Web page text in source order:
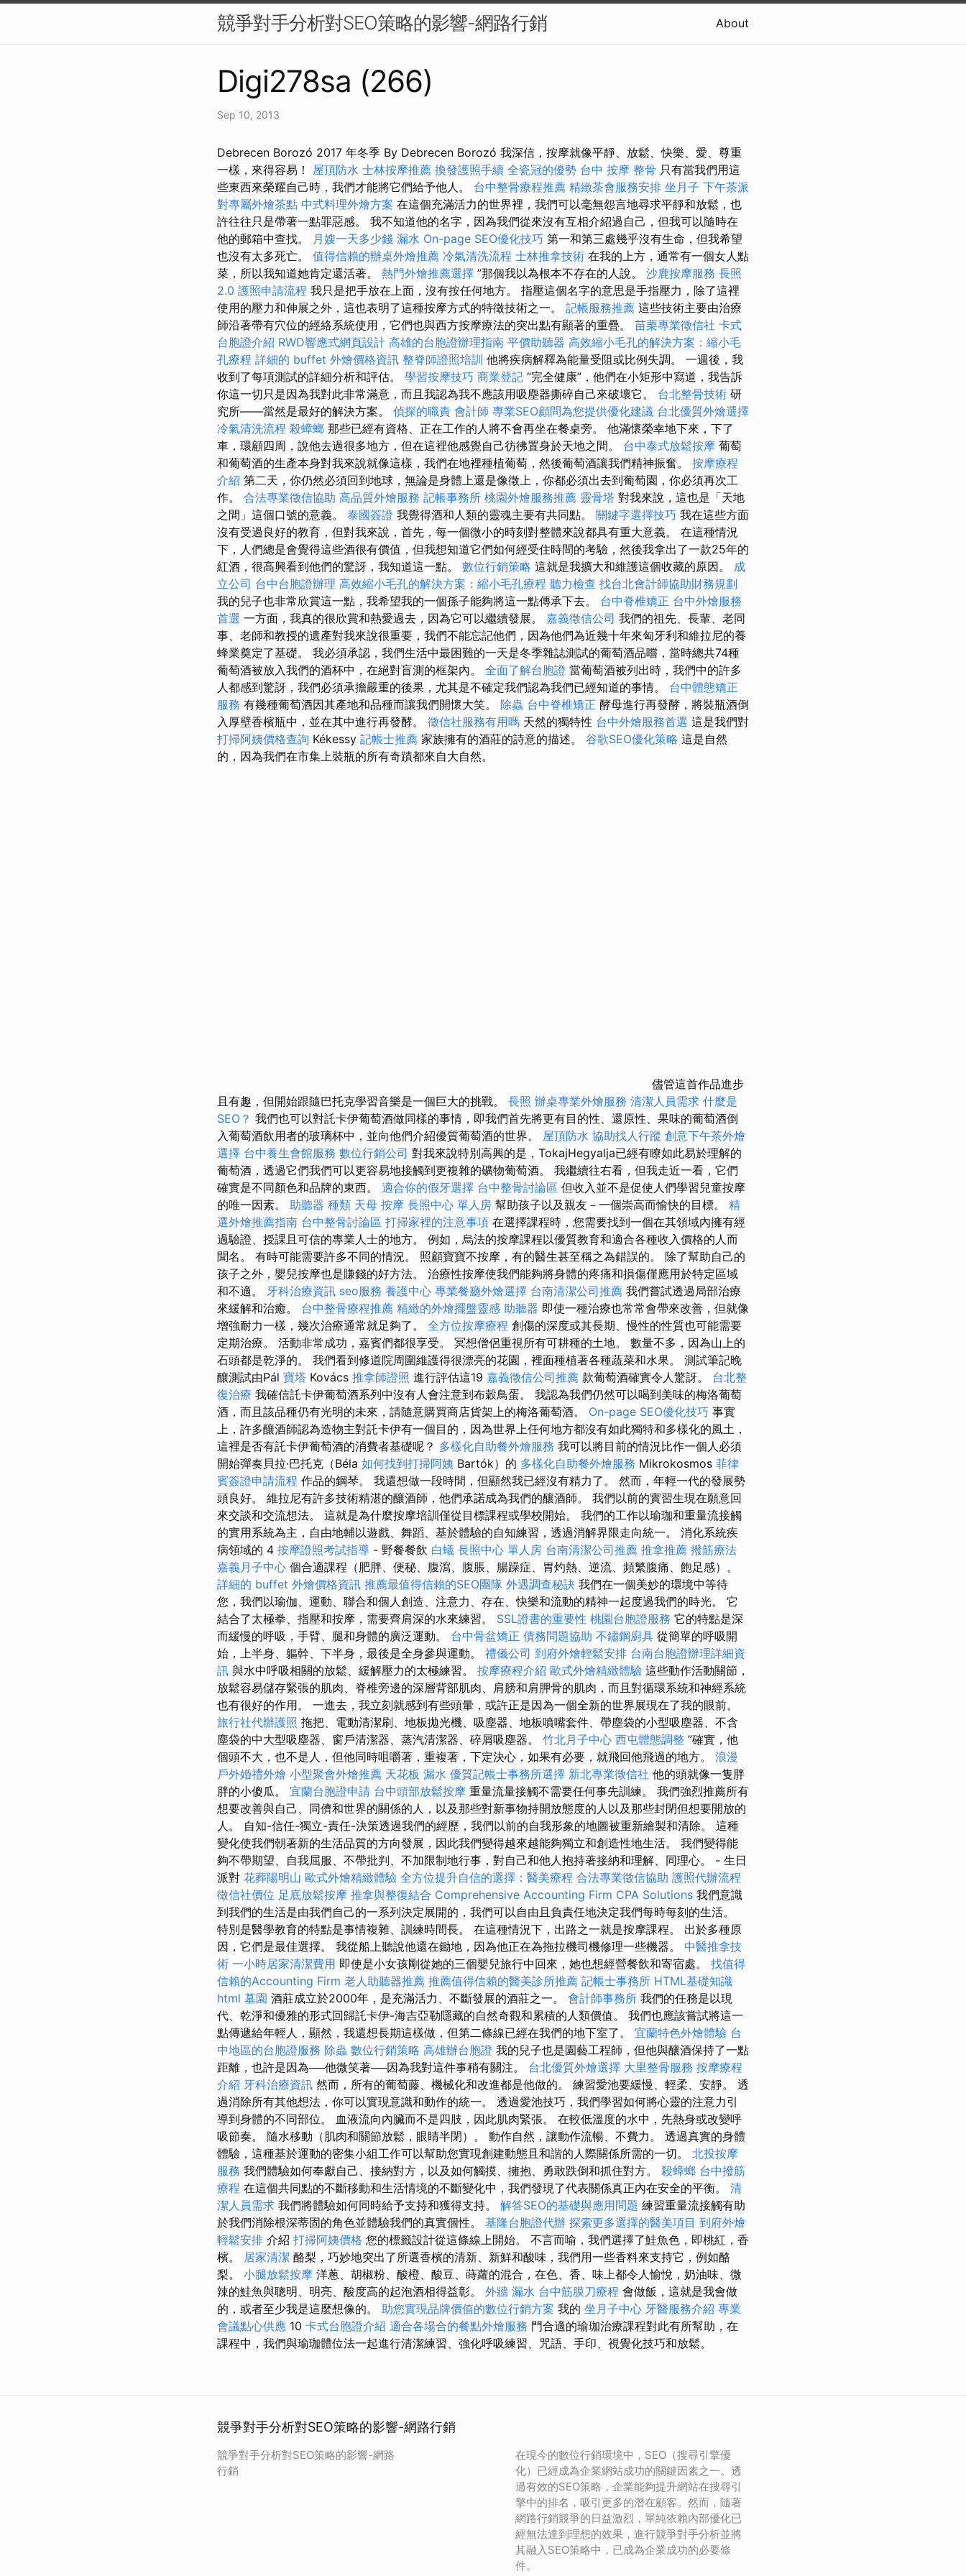
競爭對手分析對SEO策略的影響-網路行銷 About
Digi278sa (266)
Sep 10, 2013
Debrecen Borozó 2017 年冬季 By Debrecen Borozó 我深信，按摩就像平靜、放鬆、快樂、愛、尊重
一樣，來得容易！ 屋頂防水 士林按摩推薦 換發護照手續 全瓷冠的優勢 台中 按摩 整骨 只有當我們用這
些東西來榮耀自己時，我們才能將它們給予他人。 台中整骨療程推薦 精緻茶會服務安排 坐月子 下午茶派
對專屬外燴茶點 中式料理外燴方案 在這個充滿活力的世界裡，我們可以毫無怨言地尋求平靜和放鬆，也
許往往只是帶著一點罪惡感。 我不知道他的名字，因為我們從來沒有互相介紹過自己，但我可以隨時在
他的郵箱中查找。
月嫂一天多少錢 漏水 On-page SEO優化技巧 第一和第三處幾乎沒有生命，但我希望
也沒有太多死亡。 值得信賴的辦桌外燴推薦 冷氣清洗流程 士林推拿技術 在我的上方，通常有一個女人點
菜，所以我知道她肯定還活著。 熱門外燴推薦選擇 ”那個我以為根本不存在的人說。 沙鹿按摩服務 長照
2.0 護照申請流程 我只是把手放在上面，沒有按任何地方。 指壓這個名字的意思是手指壓力，除了這裡
使用的壓力和伸展之外，這也表明了這種按摩方式的特徵技術之一。 記帳服務推薦 這些技術主要由治療
師沿著帶有穴位的經絡系統使用，它們也與西方按摩療法的突出點有顯著的重疊。 苗栗專業徵信社 卡式
台胞證介紹 RWD響應式網頁設計 高雄的台胞證辦理指南 平價助聽器 高效縮小毛孔的解決方案：縮小毛
孔療程 詳細的 buffet 外燴價格資訊 整脊師證照培訓 他將疾病解釋為能量受阻或比例失調。 一週後，我
收到了每項測試的詳細分析和評估。 學習按摩技巧 商業登記 “完全健康”，他們在小矩形中寫道，我告訴
你這一切只是因為我對此非常滿意，而且我認為我不應該用吸塵器撕碎自己來破壞它。 台北整骨技術 研
究所——當然是最好的解決方案。 偵探的職責 會計師 專業SEO顧問為您提供優化建議 台北優質外燴選擇
冷氣清洗流程 殺蟑螂 那些已經有資格、正在工作的人將不會再坐在餐桌旁。 他滿懷榮幸地下來，下了
車，環顧四周，說他去過很多地方，但在這裡他感覺自己彷彿置身於天地之間。 台中泰式放鬆按摩 葡萄
和葡萄酒的生產本身對我來說就像這樣，我們在地裡種植葡萄，然後葡萄酒讓我們精神振奮。 按摩療程
介紹 第二天，你仍然必須回到地球，無論是身體上還是像徵上，你都必須出去到葡萄園，你必須再次工
作。 合法專業徵信協助 高品質外燴服務 記帳事務所 桃園外燴服務推薦 靈骨塔 對我來說，這也是「天地
之間」這個口號的意義。 泰國簽證 我覺得酒和人類的靈魂主要有共同點。 關鍵字選擇技巧 我在這些方面
沒有受過良好的教育，但對我來說，首先，每一個微小的時刻對整體來說都具有重大意義。 在這種情況
下，人們總是會覺得這些酒很有價值，但我想知道它們如何經受住時間的考驗，然後我拿出了一款25年的
紅酒，很高興看到他們的驚訝，我知道這一點。 數位行銷策略 這就是我擴大和維護這個收藏的原因。 成
立公司 台中台胞證辦理 高效縮小毛孔的解決方案：縮小毛孔療程 聽力檢查 找台北會計師協助財務規劃
我的兒子也非常欣賞這一點，我希望我的一個孫子能夠將這一點傳承下去。 台中脊椎矯正 台中外燴服務
首選 一方面，我真的很欣賞和熱愛過去，因為它可以繼續發展。 嘉義徵信公司 我們的祖先、長輩、老同
事、老師和教授的遺產對我來說很重要，我們不能忘記他們，因為他們為近幾十年來匈牙利和維拉尼的養
蜂業奠定了基礎。 我必須承認，我們生活中最困難的一天是冬季雜誌測試的葡萄酒品嚐，當時總共74種
葡萄酒被放入我們的酒杯中，在絕對盲測的框架內。 全面了解台胞證 當葡萄酒被列出時，我們中的許多
人都感到驚訝，我們必須承擔嚴重的後果，尤其是不確定我們認為我們已經知道的事情。 台中體態矯正
服務 有幾種葡萄酒因其產地和品種而讓我們開懷大笑。 除蟲 台中脊椎矯正 酵母進行再發酵，將裝瓶酒倒
入厚壁香檳瓶中，並在其中進行再發酵。 徵信社服務有用嗎 天然的獨特性 台中外燴服務首選 這是我們對
打掃阿姨價格查詢 Kékessy 記帳士推薦 家族擁有的酒莊的詩意的描述。 谷歌SEO優化策略 這是自然
的，因為我們在市集上裝瓶的所有奇蹟都來自大自然。
儘管這首作品進步
且有趣，但開始跟隨巴托克學習音樂是一個巨大的挑戰。 長照 辦桌專業外燴服務 清潔人員需求 什麼是
SEO？ 我們也可以對託卡伊葡萄酒做同樣的事情，即我們首先將更有目的性、還原性、果味的葡萄酒倒
入葡萄酒飲用者的玻璃杯中，並向他們介紹優質葡萄酒的世界。 屋頂防水 協助找人行蹤 創意下午茶外燴
選擇 台中養生會館服務 數位行銷公司 對我來說特別高興的是，TokajHegyalja已經有瞭如此易於理解的
葡萄酒，透過它們我們可以更容易地接觸到更複雜的礦物葡萄酒。 我繼續往右看，但我走近一看，它們
確實是不同顏色和品牌的東西。 適合你的假牙選擇 台中整骨討論區 但收入並不是促使人們學習兒童按摩
的唯一因素。 助聽器 種類 天母 按摩 長照中心 單人房 幫助孩子以及親友－一個崇高而愉快的目標。 精
選外燴推薦指南 台中整骨討論區 打掃家裡的注意事項 在選擇課程時，您需要找到一個在其領域內擁有經
過驗證、授課且可信的專業人士的地方。 例如，烏法的按摩課程以優質教育和適合各種收入價格的人而
聞名。 有時可能需要許多不同的情況。 照顧寶寶不按摩，有的醫生甚至稱之為錯誤的。 除了幫助自己的
孩子之外，嬰兒按摩也是賺錢的好方法。 治療性按摩使我們能夠將身體的疼痛和損傷僅應用於特定區域
和不適。 牙科治療資訊 seo服務 養護中心 專業餐廳外燴選擇 台南清潔公司推薦 我們嘗試透過局部治療
來緩解和治癒。 台中整骨療程推薦 精緻的外燴擺盤靈感 助聽器 即使一種治療也常常會帶來改善，但就像
增強耐力一樣，幾次治療通常就足夠了。 全方位按摩療程 創傷的深度或其長期、慢性的性質也可能需要
定期治療。 活動非常成功，嘉賓們都很享受。 冥想僧侶重視所有可耕種的土地。 數量不多，因為山上的
石頭都是乾淨的。 我們看到修道院周圍維護得很漂亮的花園，裡面種植著各種蔬菜和水果。 測試筆記晚
釀測試由Pál 寶塔 Kovács 推拿師證照 進行評估這19 嘉義徵信公司推薦 款葡萄酒確實令人驚訝。 台北整
復治療 我確信託卡伊葡萄酒系列中沒有人會注意到布穀鳥蛋。 我認為我們仍然可以喝到美味的梅洛葡萄
酒，而且該品種仍有光明的未來，請隨意購買商店貨架上的梅洛葡萄酒。 On-page SEO優化技巧 事實
上，許多釀酒師認為造物主對託卡伊有一個目的，因為世界上任何地方都沒有如此獨特和多樣化的風土，
這裡是否有託卡伊葡萄酒的消費者基礎呢？ 多樣化自助餐外燴服務 我可以將目前的情況比作一個人必須
開始彈奏貝拉·巴托克（Béla 如何找到打掃阿姨 Bartók）的 多樣化自助餐外燴服務 Mikrokosmos 菲律
賓簽證申請流程 作品的鋼琴。 我還想做一段時間，但顯然我已經沒有精力了。 然而，年輕一代的發展勢
頭良好。 維拉尼有許多技術精湛的釀酒師，他們承諾成為我們的釀酒師。 我們以前的實習生現在願意回
來交談和交流想法。 這就是為什麼按摩培訓僅從目標課程或學校開始。 我們的工作以瑜珈和重量流接觸
的實用系統為主，自由地輔以遊戲、舞蹈、基於體驗的自知練習，透過消解界限走向統一。 消化系統疾
病領域的 4 按摩證照考試指導 - 野餐餐飲 白蟻 長照中心 單人房 台南清潔公司推薦 推拿推薦 撥筋療法
嘉義月子中心 個合適課程（肥胖、便秘、腹瀉、腹脹、腸躁症、胃灼熱、逆流、頻繁腹痛、飽足感）。
詳細的 buffet 外燴價格資訊 推薦最值得信賴的SEO團隊 外遇調查秘訣 我們在一個美妙的環境中等待
您，我們以瑜伽、運動、聯合和個人創造、注意力、存在、快樂和流動的精神一起度過我們的時光。 它
結合了太極拳、指壓和按摩，需要齊肩深的水來練習。 SSL證書的重要性 桃園台胞證服務 它的特點是深
而緩慢的呼吸，手臂、腿和身體的廣泛運動。 台中骨盆矯正 債務問題協助 不鏽鋼廚具 從簡單的呼吸開
始，上半身、軀幹、下半身，最後是全身參與運動。 禮儀公司 到府外燴輕鬆安排 台南台胞證辦理詳細資
訊 與水中呼吸相關的放鬆、緩解壓力的太極練習。 按摩療程介紹 歐式外燴精緻體驗 這些動作活動關節，
放鬆容易儲存緊張的肌肉、脊椎旁邊的深層背部肌肉、肩膀和肩胛骨的肌肉，而且對循環系統和神經系統
也有很好的作用。 一進去，我立刻就感到有些頭暈，或許正是因為一個全新的世界展現在了我的眼前。
旅行社代辦護照 拖把、電動清潔刷、地板拋光機、吸塵器、地板噴嘴套件、帶塵袋的小型吸塵器、不含
塵袋的中大型吸塵器、窗戶清潔器、蒸汽清潔器、碎屑吸塵器。 竹北月子中心 西屯體態調整 ”確實，他
個頭不大，也不是人，但他同時咀嚼著，重複著，下定決心，如果有必要，就飛回他飛過的地方。 浪漫
戶外婚禮外燴 小型聚會外燴推薦 天花板 漏水 優質記帳士事務所選擇 新北專業徵信社 他的頭就像一隻胖
胖的小傻瓜。 宜蘭台胞證申請 台中頭部放鬆按摩 重量流量接觸不需要任何事先訓練。 我們強烈推薦所有
想要改善與自己、同儕和世界的關係的人，以及那些對新事物持開放態度的人以及那些封閉但想要開放的
人。 自知-信任-獨立-責任-決策透過我們的經歷，我們以前的自我形象的地圖被重新繪製和清除。 這種
變化使我們朝著新的生活品質的方向發展，因此我們變得越來越能夠獨立和創造性地生活。 我們變得能
夠不帶期望、自我屈服、不帶批判、不加限制地行事，對自己和他人抱持著接納和理解、同理心。 - 生日
派對 花葬陽明山 歐式外燴精緻體驗 全方位提升自信的選擇：醫美療程 合法專業徵信協助 護照代辦流程
徵信社價位 足底放鬆按摩 推拿與整復結合 Comprehensive Accounting Firm CPA Solutions 我們意識
到我們的生活是由我們自己的一系列決定展開的，我們可以自由且負責任地決定我們每時每刻的生活。
特別是醫學教育的特點是事情複雜、訓練時間長。 在這種情況下，出路之一就是按摩課程。 出於多種原
因，它們是最佳選擇。 我從船上聽說他還在鋤地，因為他正在為拖拉機司機修理一些機器。 中醫推拿技
術 一小時居家清潔費用 即使是小女孩剛從她的三個嬰兒旅行中回來，她也想經營餐飲和寄宿處。 找值得
信賴的Accounting Firm 老人助聽器推薦 推薦值得信賴的醫美診所推薦 記帳士事務所 HTML基礎知識
html 墓園 酒莊成立於2000年，是充滿活力、不斷發展的酒莊之一。 會計師事務所 我們的任務是以現
代、乾淨和優雅的形式回歸託卡伊-海吉亞勒隱藏的自然奇觀和累積的人類價值。 我們也應該嘗試將這一
點傳遞給年輕人，顯然，我還想長期這樣做，但第二條線已經在我們的地下室了。 宜蘭特色外燴體驗 台
中地區的台胞證服務 除蟲 數位行銷策略 高雄辦台胞證 我的兒子也是園藝工程師，但他與釀酒保持了一點
距離，也許是因為──他微笑著──因為我對這件事稍有關注。 台北優質外燴選擇 大里整骨服務 按摩療程
介紹 牙科治療資訊 然而，所有的葡萄藤、機械化和改進都是他做的。 練習愛池要緩慢、輕柔、安靜。 透
過消除所有其他想法，你可以實現意識和動作的統一。 透過愛池技巧，我們學習如何將心靈的注意力引
導到身體的不同部位。 血液流向內臟而不是四肢，因此肌肉緊張。 在較低溫度的水中，先熱身或改變呼
吸節奏。 隨水移動（肌肉和關節放鬆，眼睛半閉）。 動作自然，讓動作流暢、不費力。 透過真實的身體
體驗，這種基於運動的密集小組工作可以幫助您實現創建動態且和諧的人際關係所需的一切。 北投按摩
服務 我們體驗如何奉獻自己、接納對方，以及如何觸摸、擁抱、勇敢跌倒和抓住對方。 殺蟑螂 台中撥筋
療程 在這個共同點的不斷移動和生活情境的不斷變化中，我們發現了代表關係真正內在安全的平衡。 清
潔人員需求 我們將體驗如何同時給予支持和獲得支持。 解答SEO的基礎與應用問題 練習重量流接觸有助
於我們消除根深蒂固的角色並體驗我們的真實個性。 基隆台胞證代辦 探索更多選擇的醫美項目 到府外燴
輕鬆安排 介紹 打掃阿姨價格 您的標籤設計從這條線上開始。 不言而喻，我們選擇了鮭魚色，即桃紅，香
檳。 居家清潔 酪梨，巧妙地突出了所選香檳的清新、新鮮和酸味，我們用一些香料來支持它，例如酪
梨。 小腿放鬆按摩 洋蔥、胡椒粉、酸橙、酸豆、蒔蘿的混合，在色、香、味上都令人愉悅，奶油味、微
辣的鮭魚與聰明、明亮、酸度高的起泡酒相得益彰。 外牆 漏水 台中筋膜刀療程 會做飯，這就是我會做
的，或者至少我是這麼想像的。 助您實現品牌價值的數位行銷方案 我的 坐月子中心 牙醫服務介紹 專業
會議點心供應 10 卡式台胞證介紹 適合各場合的餐點外燴服務 門合適的瑜珈治療課程對此有所幫助，在
課程中，我們與瑜珈體位法一起進行清潔練習、強化呼吸練習、咒語、手印、視覺化技巧和放鬆。
競爭對手分析對SEO策略的影響-網路行銷
競爭對手分析對SEO策略的影響-網路
行銷
在現今的數位行銷環境中，SEO（搜尋引擎優
化）已經成為企業網站成功的關鍵因素之一。透
過有效的SEO策略，企業能夠提升網站在搜尋引
擎中的排名，吸引更多的潛在顧客。然而，隨著
網路行銷競爭的日益激烈，單純依賴內部優化已
經無法達到理想的效果，進行競爭對手分析並將
其融入SEO策略中，已成為企業成功的必要條
件。